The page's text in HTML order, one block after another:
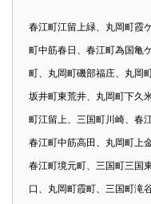
春江町江留上緑、丸岡町霞
町中筋春日、春江町為国亀
町、丸岡町磯部福庄、丸岡
坂井町東荒井、丸岡町下久
町江留上、三国町川崎、春
春江町中筋高田、丸岡町上
春江町境元町、三国町三国
口、丸岡町霞町、三国町滝